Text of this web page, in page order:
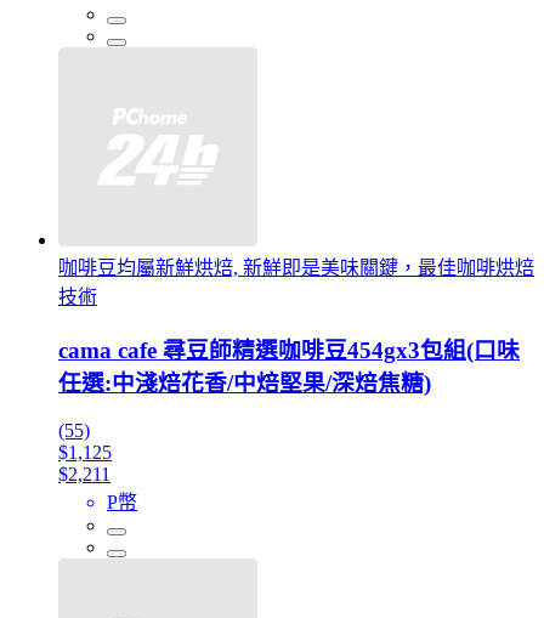
咖啡豆均屬新鮮烘焙, 新鮮即是美味關鍵，最佳咖啡烘焙
技術
cama cafe 尋豆師精選咖啡豆454gx3包組(口味
任選:中淺焙花香/中焙堅果/深焙焦糖)
(55)
$1,125
$2,211
P幣